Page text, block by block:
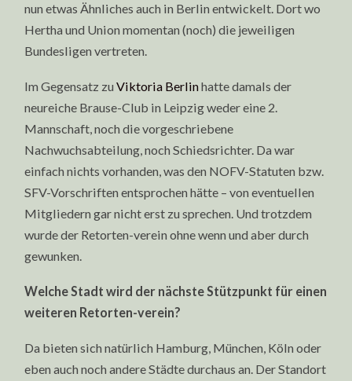
nun etwas Ähnliches auch in Berlin entwickelt. Dort wo
Hertha und Union momentan (noch) die jeweiligen
Bundesligen vertreten.
Im Gegensatz zu Viktoria Berlinhatte damals der
neureiche Brause-Club in Leipzig weder eine 2.
Mannschaft, noch die vorgeschriebene
Nachwuchsabteilung, noch Schiedsrichter. Da war
einfach nichts vorhanden, was den NOFV-Statuten bzw.
SFV-Vorschriften entsprochen hätte – von eventuellen
Mitgliedern gar nicht erst zu sprechen. Und trotzdem
wurde der Retorten-verein ohne wenn und aber durch
gewunken.
Welche Stadt wird der nächste Stützpunkt für einen
weiteren Retorten-verein?
Da bieten sich natürlich Hamburg, München, Köln oder
eben auch noch andere Städte durchaus an. Der Standort